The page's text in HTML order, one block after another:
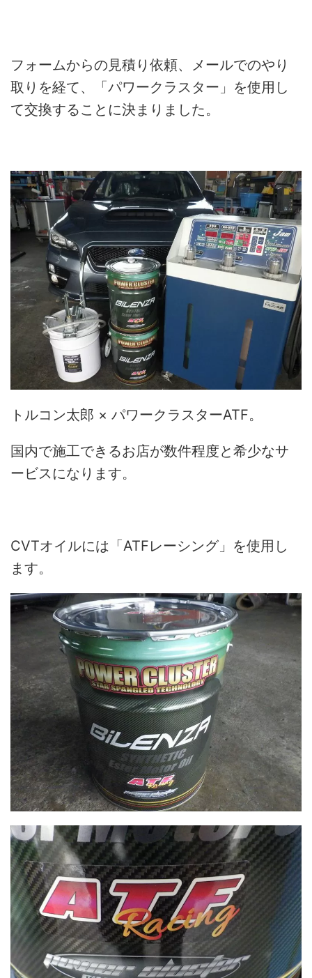
フォームからの見積り依頼、メールでのやり
取りを経て、「パワークラスター」を使用し
て交換することに決まりました。
トルコン太郎 × パワークラスターATF。
国内で施工できるお店が数件程度と希少なサ
ービスになります。
CVTオイルには「ATFレーシング」を使用し
ます。